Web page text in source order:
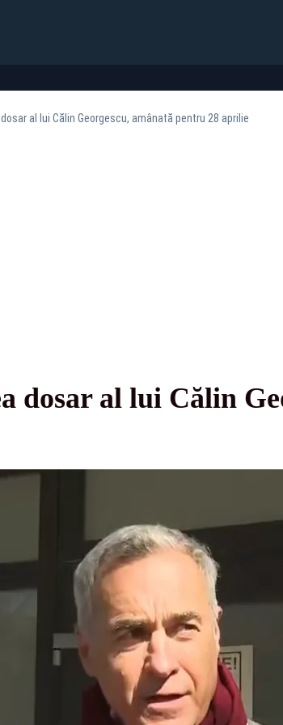
al lui Călin Georgescu, amânată pentru 28 aprilie
dosar al lui Călin